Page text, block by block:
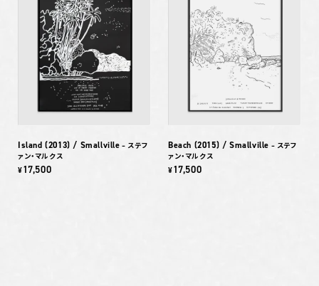
Island (2013) / Smallville – ステフ
ァン・マルクス
¥17,500
Beach (2015) / Smallville – ステフ
ァン・マルクス
¥17,500